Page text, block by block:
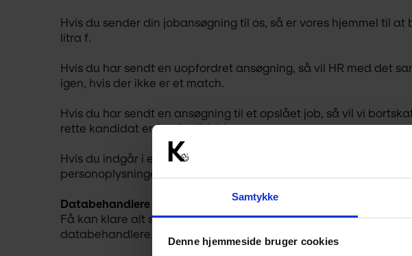
Samtykke
Denne hjemmeside bruger cookies
Hvis du sender din jobansøgning til os, så er vores hjemmel til
litra f.
Hvis du har sendt en uopfordret ansøgning, så vil HR med det
igen, hvis der ikke er et match.
Hvis du har sendt en ansøgning til et opslået job, så vil vi
rette kandidat er fundet til jobbet.
Hvis du indgår i et rekrutteringsforløb og/eller ansættes til
personoplysninger i denne forbindelse.
Databehandlere
Få kan klare alt selv, og det samme gælder os. Vi har derfor
databehandlere.